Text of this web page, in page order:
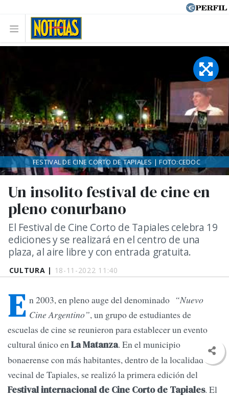
CULTURA | 18-11-2022 11:40
Un insolito festival de cine en
pleno conurbano
El Festival de Cine Corto de Tapiales celebra 19
ediciones y se realizará en el centro de una
plaza, al aire libre y con entrada gratuita.
FESTIVAL DE CINE CORTO DE TAPIALES | FOTO:CEDOC
E n 2003, en pleno auge del denominado “Nuevo
Cine Argentino”, un grupo de estudiantes de
escuelas de cine se reunieron para establecer un evento
cultural único enLa Matanza. En el municipio
bonaerense con más habitantes, dentro de la localidad
vecinal de Tapiales, se realizó la primera edición del
Festival internacional de Cine Corto de Tapiales. El